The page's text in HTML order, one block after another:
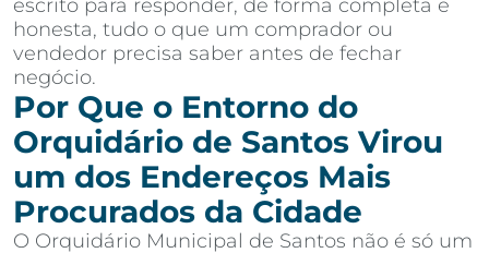
escrito para responder, de forma completa e
honesta, tudo o que um comprador ou
vendedor precisa saber antes de fechar
negócio.
Por Que o Entorno do
Orquidário de Santos Virou
um dos Endereços Mais
Procurados da Cidade
O Orquidário Municipal de Santos não é só um